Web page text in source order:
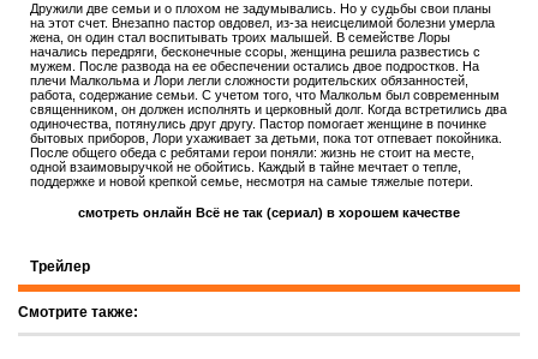
Дружили две семьи и о плохом не задумывались. Но у судьбы свои планы
на этот счет. Внезапно пастор овдовел, из-за неисцелимой болезни умерла
жена, он один стал воспитывать троих малышей. В семействе Лоры
начались передряги, бесконечные ссоры, женщина решила развестись с
мужем. После развода на ее обеспечении остались двое подростков. На
плечи Малкольма и Лори легли сложности родительских обязанностей,
работа, содержание семьи. С учетом того, что Малкольм был современным
священником, он должен исполнять и церковный долг. Когда встретились два
одиночества, потянулись друг другу. Пастор помогает женщине в починке
бытовых приборов, Лори ухаживает за детьми, пока тот отпевает покойника.
После общего обеда с ребятами герои поняли: жизнь не стоит на месте,
одной взаимовыручкой не обойтись. Каждый в тайне мечтает о тепле,
поддержке и новой крепкой семье, несмотря на самые тяжелые потери.
смотреть онлайн Всё не так (сериал) в хорошем качестве
Трейлер
Смотрите также: